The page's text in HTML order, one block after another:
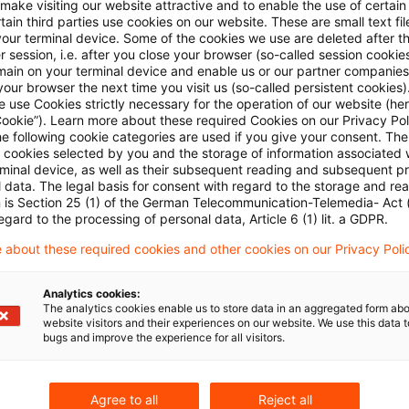
hat der Klage teilweise stattgegeben.
das Gericht als Auflösungsverlust im Rahmen
(EStG) nur die ursprünglich vom Kläger
der weiteren Zahlungen seien zwar die
von nachträglichen Anschaffungskosten auf eine
der vom Bundesfinanzhof getroffenen
– weiterhin anwendbar. Allerdings habe das
inwieweit es sich bei den Bürgschaften um
gehandelt habe.
Leistungen des Klägers auf Grund der Zahlungs- und
aber jeweils zu (Regress)Forderungen gegen
visiting our website attractive and to enable the use of
third parties use cookies on our website. These are small text
terminal device. Some of the cookies we use are deleted after
session, i.e. after you close your browser (so-called session
on your terminal device and enable us or our partner
browser the next time you visit us (so-called persistent
use Cookies strictly necessary for the operation of our website
Learn more about these required Cookies on our Privacy
following cookie categories are used if you give your consent.
cookies selected by you and the storage of information associated
device, as well as their subsequent reading and subsequent
data. The legal basis for consent with regard to the storage and
is Section 25 (1) of the German Telecommunication-Telemedia- Act
to the processing of personal data, Article 6 (1) lit. a GDPR.
about these required cookies and other cookies on our Privacy
Analytics cookies:
The analytics cookies enable us to store data in an aggregated form
website visitors and their experiences on our website. We use this data
bugs and improve the experience for all visitors.
Agree to all Reject all